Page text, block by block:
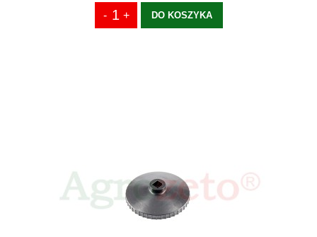
DO KOSZYKA